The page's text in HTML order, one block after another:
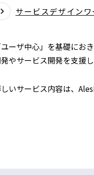
サービスデザイン
ユーザ中心」を基礎にお
やサービス開発を支援
いサービス内容は、